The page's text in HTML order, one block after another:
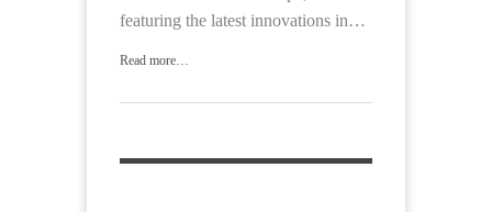
featuring the latest innovations in…
Read more…